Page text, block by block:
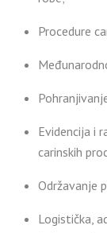
Procedure
Evidencija i
carinskih
Održavanje
Logistička,